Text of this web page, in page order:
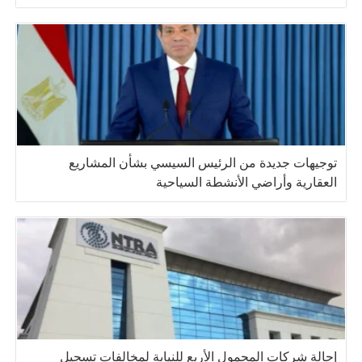
توجيهات جديدة من الرئيس السيسي بشأن المشاريع
العقارية وأراضي الأنشطة السياحية
إحالة شركات المحمول الأربع للنيابة لمخالفات تسجيل